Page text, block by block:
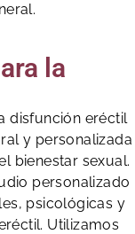
la
disfunción eréctil
y personalizada
bienestar sexual.
personalizado
psicológicas y
Utilizamos